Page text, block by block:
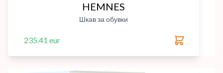
HEMNES
Шкав за обувки
235.41 eur